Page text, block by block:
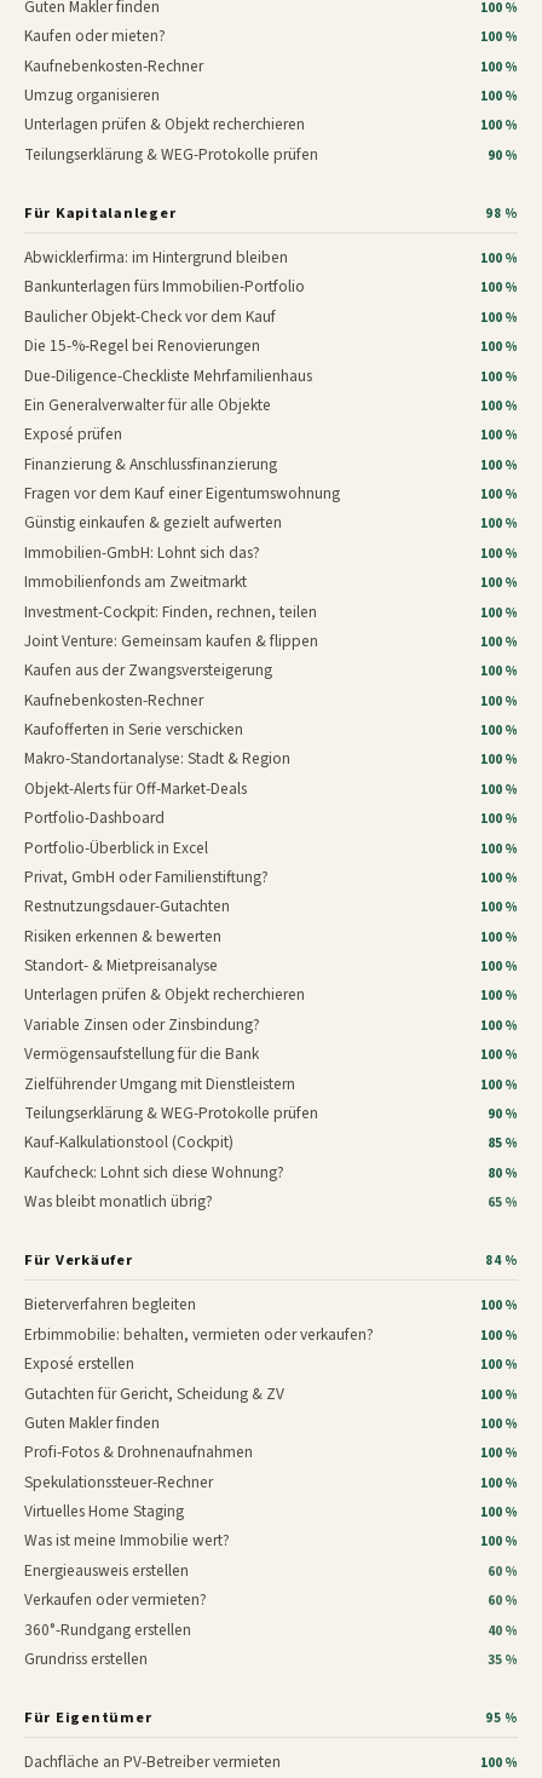
Guten Makler finden 100 %
Kaufen oder mieten? 100 %
Kaufnebenkosten-Rechner 100 %
Umzug organisieren 100 %
Unterlagen prüfen & Objekt recherchieren 100 %
Teilungserklärung & WEG-Protokolle prüfen 90 %
Für Kapitalanleger 98 %
Abwicklerfirma: im Hintergrund bleiben 100 %
Bankunterlagen fürs Immobilien-Portfolio 100 %
Baulicher Objekt-Check vor dem Kauf 100 %
Die 15-%-Regel bei Renovierungen 100 %
Due-Diligence-Checkliste Mehrfamilienhaus 100 %
Ein Generalverwalter für alle Objekte 100 %
Exposé prüfen 100 %
Finanzierung & Anschlussfinanzierung 100 %
Fragen vor dem Kauf einer Eigentumswohnung 100 %
Günstig einkaufen & gezielt aufwerten 100 %
Immobilien-GmbH: Lohnt sich das? 100 %
Immobilienfonds am Zweitmarkt 100 %
Investment-Cockpit: Finden, rechnen, teilen 100 %
Joint Venture: Gemeinsam kaufen & flippen 100 %
Kaufen aus der Zwangsversteigerung 100 %
Kaufnebenkosten-Rechner 100 %
Kaufofferten in Serie verschicken 100 %
Makro-Standortanalyse: Stadt & Region 100 %
Objekt-Alerts für Off-Market-Deals 100 %
Portfolio-Dashboard 100 %
Portfolio-Überblick in Excel 100 %
Privat, GmbH oder Familienstiftung? 100 %
Restnutzungsdauer-Gutachten 100 %
Risiken erkennen & bewerten 100 %
Standort- & Mietpreisanalyse 100 %
Unterlagen prüfen & Objekt recherchieren 100 %
Variable Zinsen oder Zinsbindung? 100 %
Vermögensaufstellung für die Bank 100 %
Zielführender Umgang mit Dienstleistern 100 %
Teilungserklärung & WEG-Protokolle prüfen 90 %
Kauf-Kalkulationstool (Cockpit) 85 %
Kaufcheck: Lohnt sich diese Wohnung? 80 %
Was bleibt monatlich übrig? 65 %
Für Verkäufer 84 %
Bieterverfahren begleiten 100 %
Erbimmobilie: behalten, vermieten oder verkaufen? 100 %
Exposé erstellen 100 %
Gutachten für Gericht, Scheidung & ZV 100 %
Guten Makler finden 100 %
Profi-Fotos & Drohnenaufnahmen 100 %
Spekulationssteuer-Rechner 100 %
Virtuelles Home Staging 100 %
Was ist meine Immobilie wert? 100 %
Energieausweis erstellen 60 %
Verkaufen oder vermieten? 60 %
360°-Rundgang erstellen 40 %
Grundriss erstellen 35 %
Für Eigentümer 95 %
Dachfläche an PV-Betreiber vermieten 100 %